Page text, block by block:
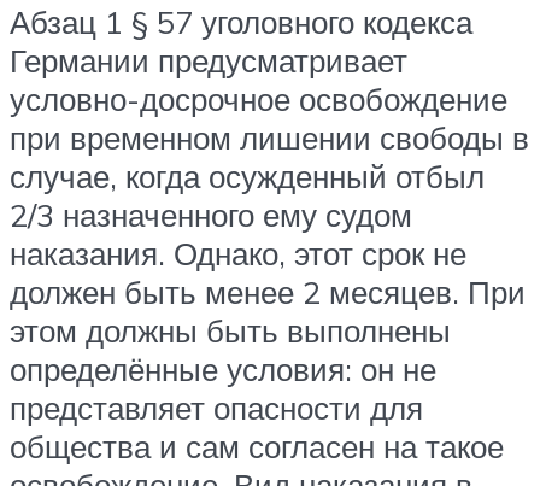
Абзац 1 § 57 уголовного кодекса
Германии предусматривает
условно-досрочное освобождение
при временном лишении свободы в
случае, когда осужденный отбыл
2/3 назначенного ему судом
наказания. Однако, этот срок не
должен быть менее 2 месяцев. При
этом должны быть выполнены
определённые условия: он не
представляет опасности для
общества и сам согласен на такое